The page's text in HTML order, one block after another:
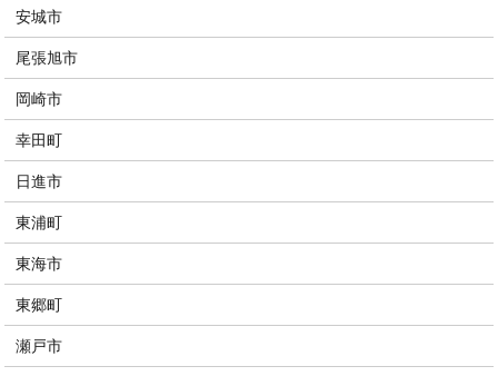
安城市
尾張旭市
岡崎市
幸田町
日進市
東浦町
東海市
東郷町
瀬戸市